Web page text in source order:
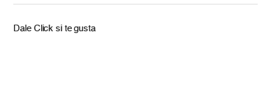
Dale Click si te gusta